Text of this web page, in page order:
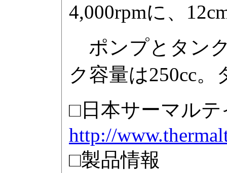
4,000rpmに、
ポンプとタン
ク容量は250cc
□日本サーマル
http://
□製品情報